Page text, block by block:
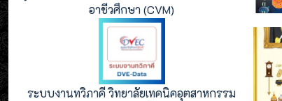
อาชีวศึกษา (CVM)
ระบบงานทวิภาคี วิทยาลัยเทคนิคอุตสาหกรรม